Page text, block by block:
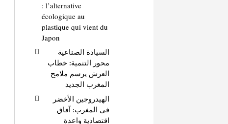
: l’alternative
écologique au
plastique qui vient du
Japon
السيادة الصناعية
محور التنمية: خطاب
العرش يرسم ملامح
المغرب الجديد
الهيدروجين الأخضر
في المغرب: آفاق
اقتصادية واعدة